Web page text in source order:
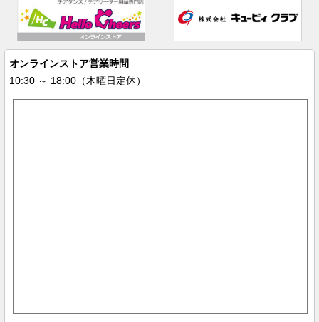
オンラインストア営業時間
10:30 ～ 18:00（木曜日定休）